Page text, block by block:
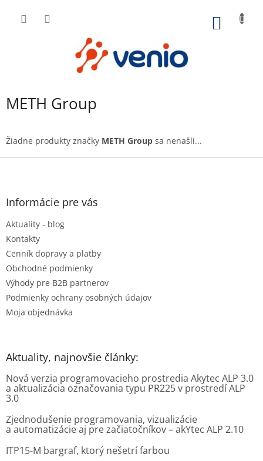
METH Group
Žiadne produkty značky METH Group sa nenašli...
Z
Informácie pre vás
Aktuality - blog
Kontakty
Cenník dopravy a platby
Obchodné podmienky
Výhody pre B2B partnerov
Podmienky ochrany osobných údajov
Moja objednávka
Aktuality, najnovšie články:
Nová verzia programovacieho prostredia Akytec ALP 3.0
a aktualizácia označovania typu PR225 v prostredí ALP
3.0
Zjednodušenie programovania, vizualizácie
a automatizácie aj pre začiatočníkov – akYtec ALP 2.10
ITP15-M bargraf, ktorý nešetrí farbou